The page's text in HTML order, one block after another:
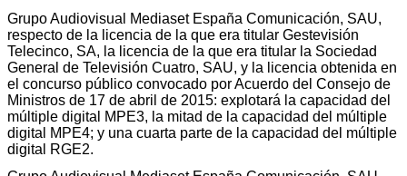
Grupo Audiovisual Mediaset España Comunicación, SAU,
respecto de la licencia de la que era titular Gestevisión
Telecinco, SA, la licencia de la que era titular la Sociedad
General de Televisión Cuatro, SAU, y la licencia obtenida en
el concurso público convocado por Acuerdo del Consejo de
Ministros de 17 de abril de 2015: explotará la capacidad del
múltiple digital MPE3, la mitad de la capacidad del múltiple
digital MPE4; y una cuarta parte de la capacidad del múltiple
digital RGE2.